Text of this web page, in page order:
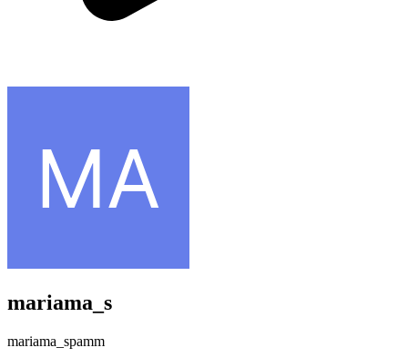
mariama_s
mariama_spamm